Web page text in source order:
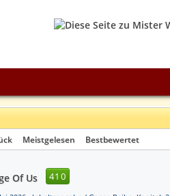
Meistgelesen Bestbewertet
Of Us 410